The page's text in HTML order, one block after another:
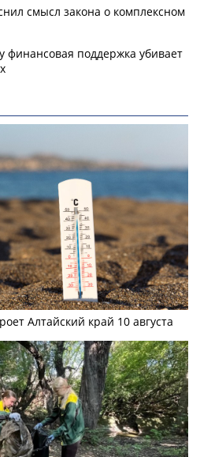
смысл закона о комплексном
финансовая поддержка убивает
Алтайский край 10 августа